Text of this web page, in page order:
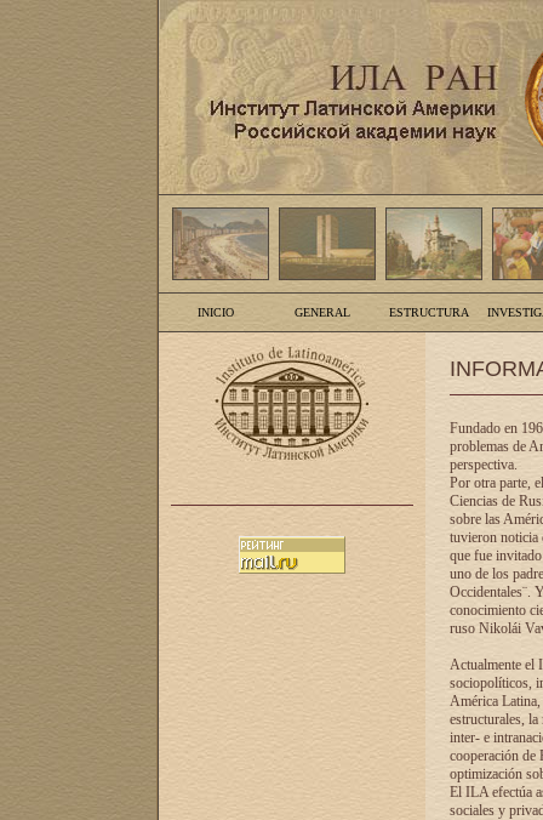
INICIO GENERAL ESTRUCTURA
Fundado en
problemas de
perspectiva.
Por otra parte,
Ciencias de
sobre las
tuvieron noticia
que fue
uno de los
Occidentales¨.
conocimiento
ruso Nikolái
Actualmente el
sociopolíticos,
América Latina,
estructurales,
inter- e
cooperación de
optimización
El ILA efectúa
sociales y